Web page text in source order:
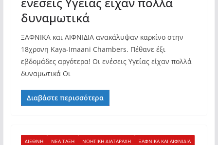
δυναμωτικά
ΞΑΦΝΙΚΑ και ΑΙΦΝΙΔΙΑ ανακάλυψαν καρκίνο στην
18χρονη Kaya-Imaani Chambers. Πέθανε έξι
εβδομάδες αργότερα! Οι ενέσεις Υγείας είχαν πολλά
δυναμωτικά Οι
Διαβάστε περισσότερα
ΔΙΕΘΝΗ ΝΕΑ ΤΑΞΗ ΝΟΗΤΙΚΗ ΔΙΑΤΑΡΑΧΗ
ΞΑΦΝΙΚΑ ΚΑΙ ΑΙΦΝΙΔΙΑ